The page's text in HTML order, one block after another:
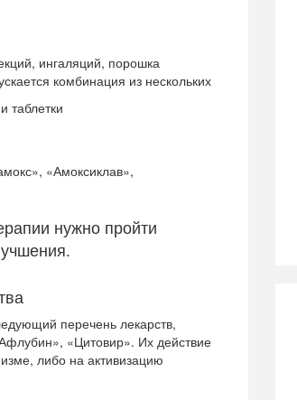
ингаляций, порошка
комбинация из нескольких
«Амоксиклав»,
нужно пройти
перечень лекарств,
«Цитовир». Их действие
либо на активизацию